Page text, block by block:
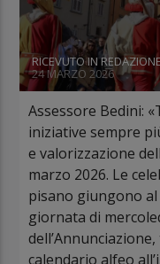
RICEVUTO IN REDAZIONE
24 MARZO 2026
Assessore Bedini:
iniziative sempre
e valorizzazione
marzo 2026. Le
pisano giungono
giornata di
calendario alfeo